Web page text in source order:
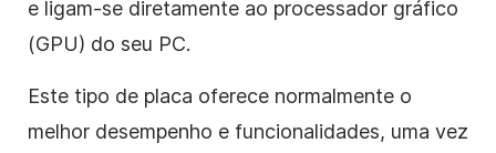
e ligam-se diretamente ao processador gráfico
(GPU) do seu PC.
Este tipo de placa oferece normalmente o
melhor desempenho e funcionalidades, uma vez